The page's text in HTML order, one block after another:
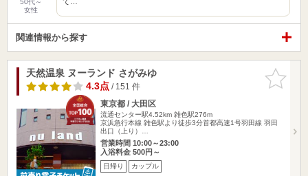
50代～
女性
関連情報から探す
お気に入
りに追加
天然温泉 ヌーランド さがみゆ
4.3点/ 151 件
東京都 / 大田区
流通センター駅4.52km 雑色駅276m
京浜急行本線 雑色駅より徒歩3分首都高速1号羽田線 羽田
出口（上り）…
営業時間 10:00～23:00
入浴料金 500円～
日帰り カップル